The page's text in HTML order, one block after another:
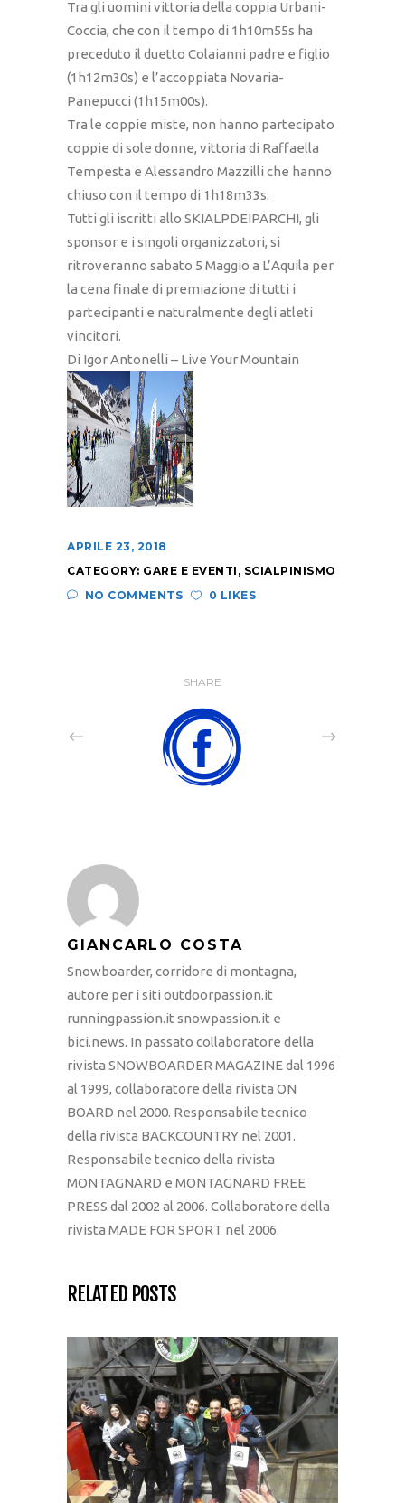
Tra gli uomini vittoria della coppia Urbani-
Coccia, che con il tempo di 1h10m55s ha
preceduto il duetto Colaianni padre e figlio
(1h12m30s) e l’accoppiata Novaria-
Panepucci (1h15m00s).
Tra le coppie miste, non hanno partecipato
coppie di sole donne, vittoria di Raffaella
Tempesta e Alessandro Mazzilli che hanno
chiuso con il tempo di 1h18m33s.
Tutti gli iscritti allo SKIALPDEIPARCHI, gli
sponsor e i singoli organizzatori, si
ritroveranno sabato 5 Maggio a L’Aquila per
la cena finale di premiazione di tutti i
partecipanti e naturalmente degli atleti
vincitori.
Di Igor Antonelli – Live Your Mountain
APRILE 23, 2018
CATEGORY: GARE E EVENTI , SCIALPINISMO
NO COMMENTS
0 LIKES
SHARE
GIANCARLO COSTA
Snowboarder, corridore di montagna,
autore per i siti outdoorpassion.it
runningpassion.it snowpassion.it e
bici.news. In passato collaboratore della
rivista SNOWBOARDER MAGAZINE dal 1996
al 1999, collaboratore della rivista ON
BOARD nel 2000. Responsabile tecnico
della rivista BACKCOUNTRY nel 2001.
Responsabile tecnico della rivista
MONTAGNARD e MONTAGNARD FREE
PRESS dal 2002 al 2006. Collaboratore della
rivista MADE FOR SPORT nel 2006.
RELATED POSTS